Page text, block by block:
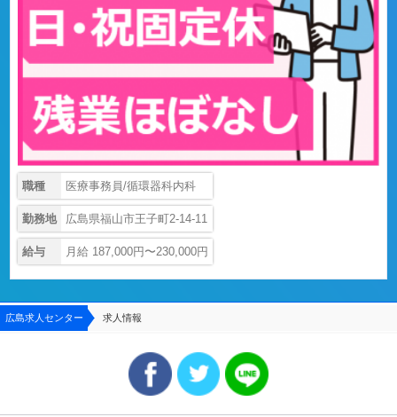
職種 医療事務員/循環器科内科
勤務地 広島県福山市王子町2-14-11
給与 月給 187,000円〜230,000円
広島求人センター 求人情報